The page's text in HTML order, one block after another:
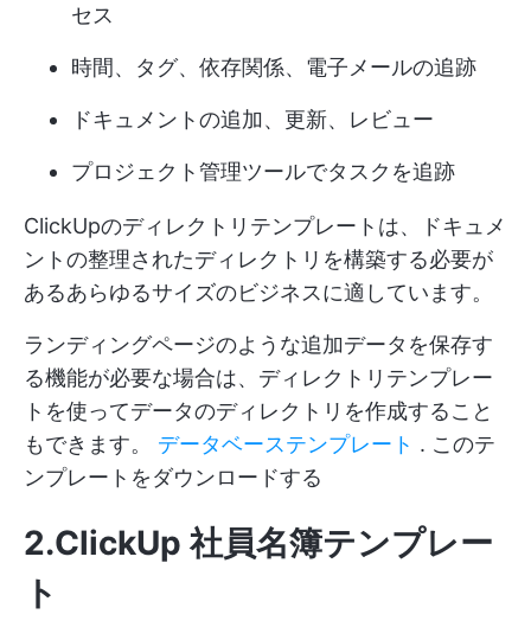
セス
時間、タグ、依存関係、電子メールの追跡
ドキュメントの追加、更新、レビュー
プロジェクト管理ツールでタスクを追跡
ClickUpのディレクトリテンプレートは、ドキュメ
ントの整理されたディレクトリを構築する必要が
あるあらゆるサイズのビジネスに適しています。
ランディングページのような追加データを保存す
る機能が必要な場合は、ディレクトリテンプレー
トを使ってデータのディレクトリを作成すること
もできます。 データベーステンプレート . このテ
ンプレートをダウンロードする
2.ClickUp 社員名簿テンプレー
ト